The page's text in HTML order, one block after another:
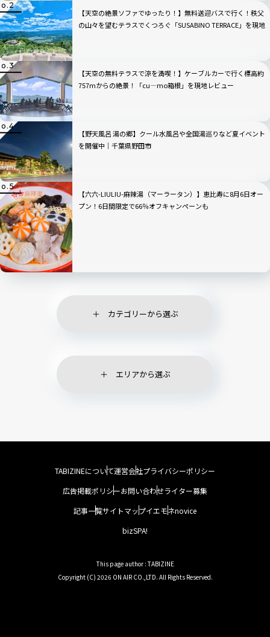
【天空の絶景ソファでゆったり！】無料送迎バスで行く！秩父
の山々を望むテラスでくつろぐ「SUSABINO TERRACE」を現地
【天空の無料テラスで涼を満喫！】ケーブルカーで行く標高約
757mからの絶景！「cu―mo箱根」を現地レビュー
【野天風呂 湯の郷】クール水風呂や全国湯巡りなど夏イベント
を開催中｜千葉県野田市
【六六-LIULIU-麻辣湯（マーラータン）】恵比寿に8月6日オー
プン！6日間限定で66％オフキャンペーンも
カテゴリーから選ぶ
エリアから選ぶ
TABIZINEについて運営会社プライバシーポリシー
広告掲載ポリシーお問い合わせライター募集
記事一覧サイトマップイエモネnovice
bizSPA!
This page author : TABIZINE
Copyright (C) 2026 ON AIR CO.,LTD. All Rights Reserved.